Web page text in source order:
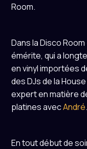
Room.
Dans la Disco
émérite, qui a
en vinyl importées
des DJs de la
expert en matière
platines avecAndré.
En tout début de